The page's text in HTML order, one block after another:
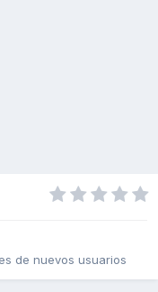
de nuevos usuarios